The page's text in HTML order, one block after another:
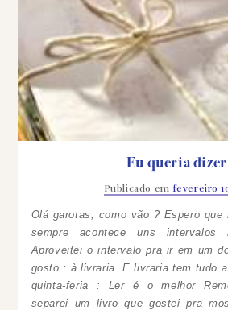
Eu queria dizer
Publicado em fevereiro
Olá garotas, como vão ? Espero que
sempre acontece uns intervalos
Aproveitei o intervalo pra ir em um
gosto : à livraria. E livraria tem tudo
quinta-feria : Ler é o melhor
separei um livro que gostei pra